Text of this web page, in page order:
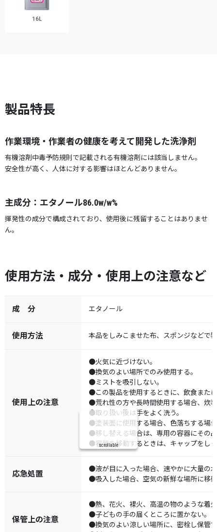
16L
製品特長
作業環境・作業者の健康を考えて開発した洗浄剤
有機溶剤中毒予防規則で記載される有機溶剤には該当しません。
安全性が高く、人体に対する影響はほとんどありません。
主成分：エタノール86.0w/w%
揮発性の成分で構成されており、使用後に残留することはありませ
ん。
使用方法・成分・使用上の注意など
成 分 エタノール
使用方法 本品をしみこませた布、スポンジなどで
使用上の注意
●火気に近づけない。
●換気のよい場所でのみ使用する。
●ミストを吸引しない。
●この製品を使用するときに、飲食また
●荒れ性の方や長時間使用する場合、炊
●取り扱い後は手をよく洗う。
●塗装面に使用する場合、色落ちする場
●移し替える場合は、専用の容器にその
●容器を移動するときは、キャップをし
応急処置
●液が目に入った場合、速やかに大量の
●吸入した場合、空気の新鮮な場所に移
保管上の注意
●熱、花火、裸火、高温の物のような着
●子どもの手の届くところに置かない。
●換気のよい涼しい場所に、密栓し保管
scrollable